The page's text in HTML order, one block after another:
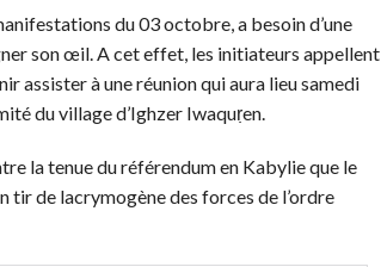
du 03 octobre, a besoin d’une
son œil. A cet effet, les initiateurs appellent
assister à une réunion qui aura lieu samedi
du village d’Ighzer Iwaquṛen.
la tenue du référendum en Kabylie que le
tir de lacrymogène des forces de l’ordre